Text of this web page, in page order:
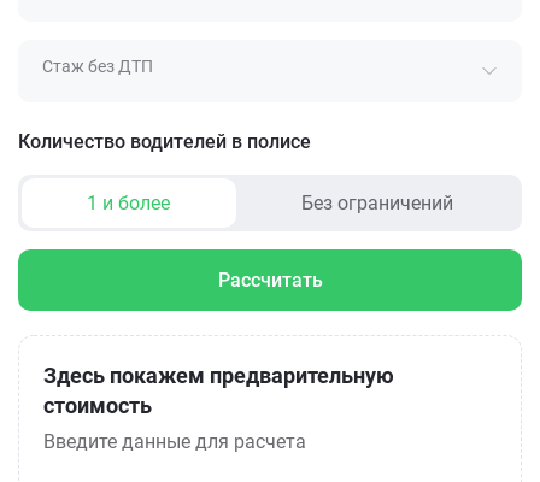
Стаж без ДТП
Количество водителей в полисе
1 и более Без ограничений
Рассчитать
Здесь покажем предварительную
стоимость
Введите данные для расчета